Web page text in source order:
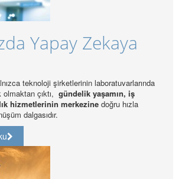
ve
sorunlarından birisi, sağlık iş
altında kalmasıdır.